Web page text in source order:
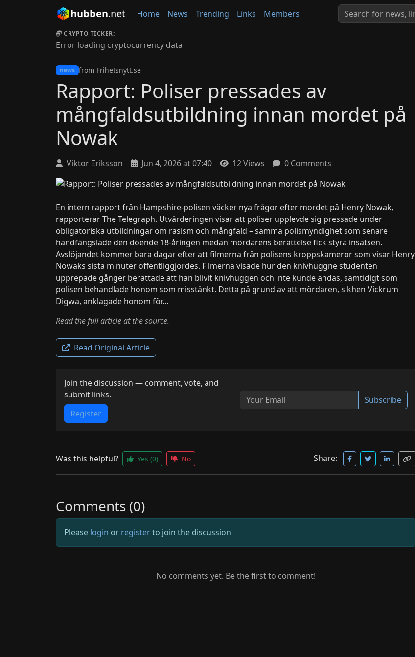
hubben.net Home News Trending Links Members
CRYPTO TICKER:
Error loading cryptocurrency data
news from Frihetsnytt.se
Rapport: Poliser pressades av
mångfaldsutbildning innan mordet på
Nowak
Viktor Eriksson Jun 4, 2026 at 07:40 12 Views 0 Comments
En intern rapport från Hampshire-polisen väcker nya frågor efter mordet på Henry Nowak,
rapporterar The Telegraph. Utvärderingen visar att poliser upplevde sig pressade under
obligatoriska utbildningar om rasism och mångfald – samma polismyndighet som senare
handfängslade den döende 18-åringen medan mördarens berättelse fick styra insatsen.
Avslöjandet kommer bara dagar efter att filmerna från polisens kroppskameror som visar Henry
Nowaks sista minuter offentliggjordes. Filmerna visade hur den knivhuggne studenten
upprepade gånger berättade att han blivit knivhuggen och inte kunde andas, samtidigt som
polisen behandlade honom som misstänkt. Detta på grund av att mördaren, sikhen Vickrum
Digwa, anklagade honom för...
Read the full article at the source.
Read Original Article
Join the discussion — comment, vote, and
submit links.
Register
Subscribe
Was this helpful? Yes (0) No Share:
Comments (0)
Please login or registerto join the discussion
No comments yet. Be the first to comment!